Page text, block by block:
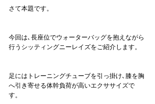
さて本題です。
今回は､長座位でウォーターバッグを抱えながら
行うシッティングニーレイズをご紹介します。
足にはトレーニングチューブを引っ掛け､膝を胸
へ引き寄せる体幹負荷が高いエクササイズで
す。